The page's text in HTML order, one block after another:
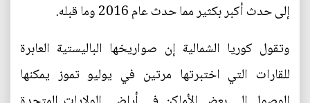
إلى حدث أكبر بكثير مما حدث عام 2016 وما قبله.
وتقول كوريا الشمالية إن صواريخها الباليستية العابرة
للقارات التي اختبرتها مرتين في يوليو تموز يمكنها